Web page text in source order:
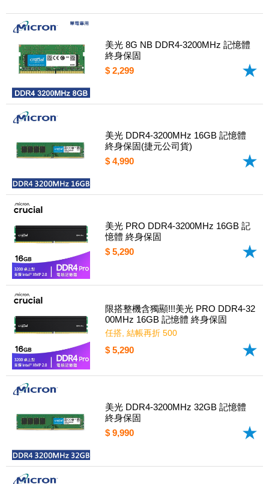
美光 8G NB DDR4-3200MHz 記憶體
終身保固
$ 2,299
美光 DDR4-3200MHz 16GB 記憶體
終身保固(捷元公司貨)
$ 4,990
美光 PRO DDR4-3200MHz 16GB 記
憶體 終身保固
$ 5,290
限搭整機含獨顯!!!美光 PRO DDR4-32
00MHz 16GB 記憶體 終身保固
任搭, 結帳再折 500
$ 5,290
美光 DDR4-3200MHz 32GB 記憶體
終身保固
$ 9,990